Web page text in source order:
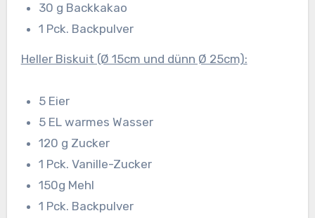
30 g Backkakao
1 Pck. Backpulver
Heller Biskuit (Ø 15cm und dünn Ø 25cm):
5 Eier
5 EL warmes Wasser
120 g Zucker
1 Pck. Vanille-Zucker
150g Mehl
1 Pck. Backpulver